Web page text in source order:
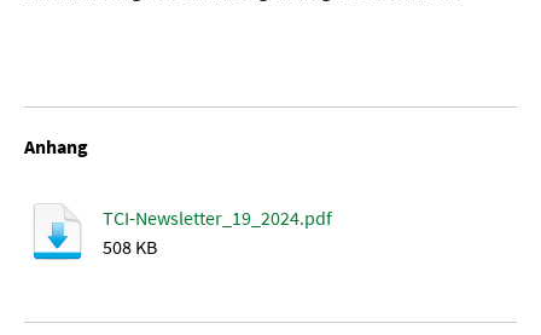
Anhang
TCI-Newsletter_19_2024.pdf
508 KB